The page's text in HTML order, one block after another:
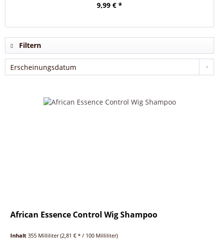
9,99 € *
Filtern
African Essence Control Wig Shampoo
Inhalt355 Milliliter(2,81 € * / 100 Milliliter)